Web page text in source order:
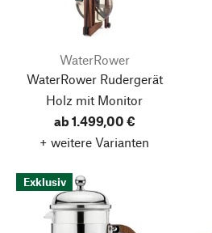
WaterRower
WaterRower Rudergerät
Holz mit Monitor
ab 1.499,00 €
+ weitere Varianten
Exklusiv